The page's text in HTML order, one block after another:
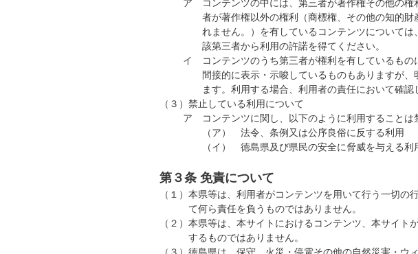
ア
コンテンツの中には、第三者が著作権その他の
者が著作権以外の権利（商標権、その他の知的
れません。）を有しているコンテンツについて
該第三者から利用の許諾を得てください。
イ
コンテンツのうち第三者が権利を有しているも
間接的に表示・示唆しているものもありますが
ます。利用する場合、利用者の責任において確認
（３） 禁止している利用について
ア
コンテンツに関し、以下のように利用することは
（ア） 法令、条例又は公序良俗に反する利用
（イ） 徳島県及び県民の安全に脅威を与える利
第３条 免責について
（１） 本県等は、利用者がコンテンツを用いて行う一切の
て何ら責任を負うものではありません。
（２） 本県等は、本サイトにおけるコンテンツ、本サイト
するものではありません。